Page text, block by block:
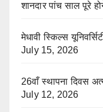
शानदार पांच साल पूरे
मेधावी स्किल्स
July 15, 2026
26वाँ स्थापना दिवस
July 12, 2026